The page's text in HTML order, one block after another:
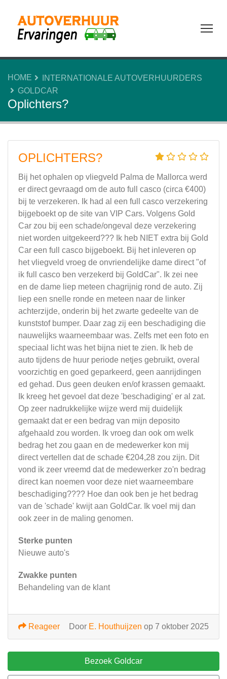
HOME
INTERNATIONALE AUTOVERHUURDERS
GOLDCAR
Oplichters?
OPLICHTERS?
Bij het ophalen op vliegveld Palma de Mallorca werd
er direct gevraagd om de auto full casco (circa €400)
bij te verzekeren. Ik had al een full casco verzekering
bijgeboekt op de site van VIP Cars. Volgens Gold
Car zou bij een schade/ongeval deze verzekering
niet worden uitgekeerd??? Ik heb NIET extra bij Gold
Car een full casco bijgeboekt. Bij het inleveren op
het vliegveld vroeg de onvriendelijke dame direct "of
ik full casco ben verzekerd bij GoldCar". Ik zei nee
en de dame liep meteen chagrijnig rond de auto. Zij
liep een snelle ronde en meteen naar de linker
achterzijde, onderin bij het zwarte gedeelte van de
kunststof bumper. Daar zag zij een beschadiging die
nauwelijks waarneembaar was. Zelfs met een foto en
speciaal licht was het bijna niet te zien. Ik heb de
auto tijdens de huur periode netjes gebruikt, overal
voorzichtig en goed geparkeerd, geen aanrijdingen
ed gehad. Dus geen deuken en/of krassen gemaakt.
Ik kreeg het gevoel dat deze 'beschadiging' er al zat.
Op zeer nadrukkelijke wijze werd mij duidelijk
gemaakt dat er een bedrag van mijn deposito
afgehaald zou worden. Ik vroeg dan ook om welk
bedrag het zou gaan en de medewerker kon mij
direct vertellen dat de schade €204,28 zou zijn. Dit
vond ik zeer vreemd dat de medewerker zo'n bedrag
direct kan noemen voor deze niet waarneembare
beschadiging???? Hoe dan ook ben je het bedrag
van de 'schade' kwijt aan GoldCar. Ik voel mij dan
ook zeer in de maling genomen.
Sterke punten
Nieuwe auto's
Zwakke punten
Behandeling van de klant
Door E. Houthuijzen op 7 oktober 2025
Reageer
Bezoek Goldcar